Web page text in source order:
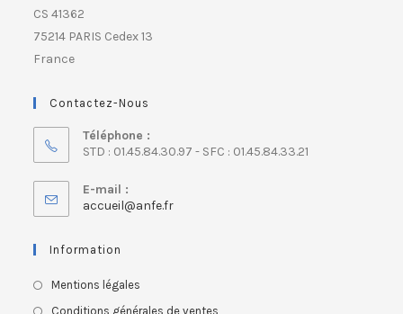
CS 41362
75214 PARIS Cedex 13
France
Contactez-Nous
Téléphone :
STD : 01.45.84.30.97 - SFC : 01.45.84.33.21
E-mail :
accueil@anfe.fr
Information
Mentions légales
Conditions générales de ventes